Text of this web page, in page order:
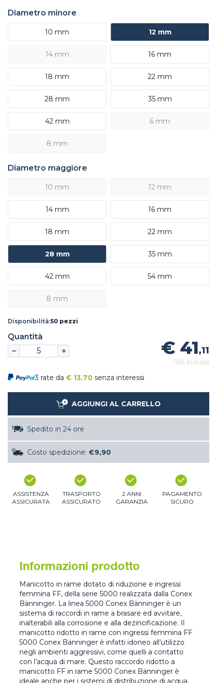
Diametro minore
10 mm 12 mm
14 mm 16 mm
18 mm 22 mm
28 mm 35 mm
42 mm 6 mm
8 mm
Diametro maggiore
10 mm 12 mm
14 mm 16 mm
18 mm 22 mm
28 mm 35 mm
42 mm 54 mm
8 mm
Disponibilità:50 pezzi
Quantità
€ 41,11
IVA inclusa
3 rate da € 13,70 senza interessi
AGGIUNGI AL CARRELLO
Spedito in 24 ore
Costo spedizione: €9,90
ASSISTENZA
ASSICURATA
TRASPORTO
ASSICURATO
2 ANNI
GARANZIA
PAGAMENTO
SICURO
Informazioni prodotto
Manicotto in rame dotato di riduzione e ingressi
femmina FF, della serie 5000 realizzata dalla Conex
Bänninger. La linea 5000 Conex Bänninger è un
sistema di raccordi in rame a brasare ed avvitare,
inalterabili alla corrosione e alla dezincificazione. Il
manicotto ridotto in rame con ingressi femmina FF
5000 Conex Bänninger è infatti idoneo all’utilizzo
negli ambienti aggressivi, come quelli a contatto
con l’acqua di mare. Questo raccordo ridotto a
manicotto FF in rame 5000 Conex Bänninger è
ideale anche per i sistemi di distribuzione di acqua,